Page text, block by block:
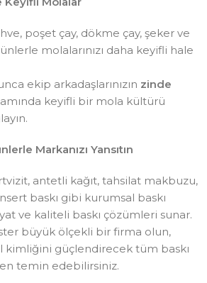
poşet çay, dökme çay, şeker ve
molalarınızı daha keyifli hale
ekip arkadaşlarınızın zinde
keyifli bir mola kültürü
Markanızı Yansıtın
antetli kağıt, tahsilat makbuzu,
baskı gibi kurumsal baskı
ve kaliteli baskı çözümleri sunar.
büyük ölçekli bir firma olun,
kimliğini güçlendirecek tüm baskı
temin edebilirsiniz.